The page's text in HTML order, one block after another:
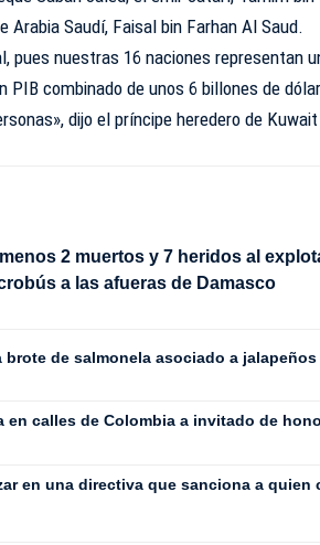
Arabia Saudí, Faisal bin Farhan Al Saud.
pues nuestras 16 naciones representan
PIB combinado de unos 6 billones de
dijo el príncipe heredero de
2 muertos y 7 heridos al
a las afueras de Damasco
brote de salmonela asociado a
en calles de Colombia a invitado de
en una directiva que sanciona a quien